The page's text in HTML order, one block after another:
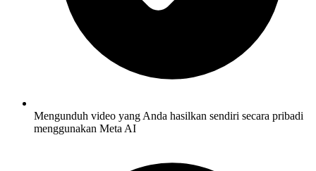
Mengunduh video yang Anda hasilkan sendiri secara pribadi
menggunakan Meta AI